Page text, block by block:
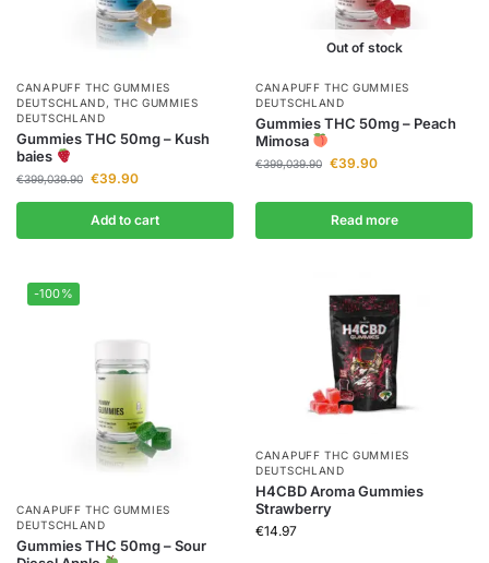
CANAPUFF THC GUMMIES​
DEUTSCHLAND,THC GUMMIES
DEUTSCHLAND
Gummies THC 50mg – Kush
baies
€399,039.90 €39.90
Add to cart
Out of stock
CANAPUFF THC GUMMIES​
DEUTSCHLAND
Gummies THC 50mg – Peach
Mimosa
€399,039.90 €39.90
Read more
-100%
CANAPUFF THC GUMMIES​
DEUTSCHLAND
Gummies THC 50mg – Sour
CANAPUFF THC GUMMIES​
DEUTSCHLAND
H4CBD Aroma Gummies
Strawberry
€14.97